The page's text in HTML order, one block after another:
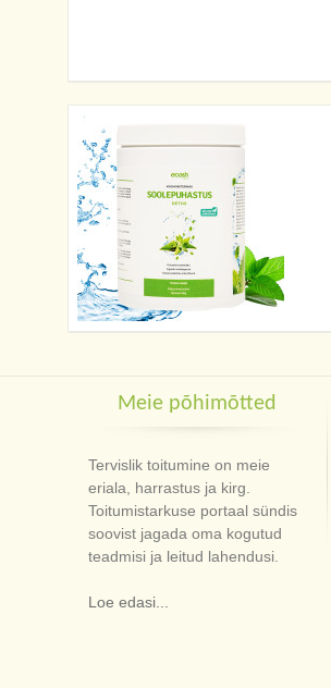
Meie põhimõtted
Tervislik toitumine on meie
eriala, harrastus ja kirg.
Toitumistarkuse portaal sündis
soovist jagada oma kogutud
teadmisi ja leitud lahendusi.
Loe edasi...